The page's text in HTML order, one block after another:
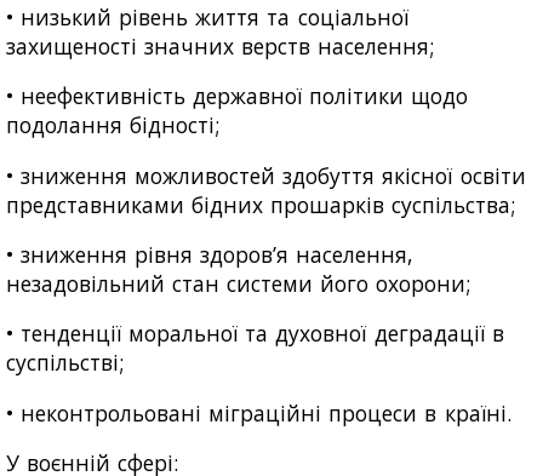
• низький рівень життя та соціальної
захищеності значних верств населення;
• неефективність державної політики щодо
подолання бідності;
• зниження можливостей здобуття якісної освіти
представниками бідних прошарків суспільства;
• зниження рівня здоров’я населення,
незадовільний стан системи його охорони;
• тенденції моральної та духовної деградації в
суспільстві;
• неконтрольовані міграційні процеси в країні.
У воєнній сфері: